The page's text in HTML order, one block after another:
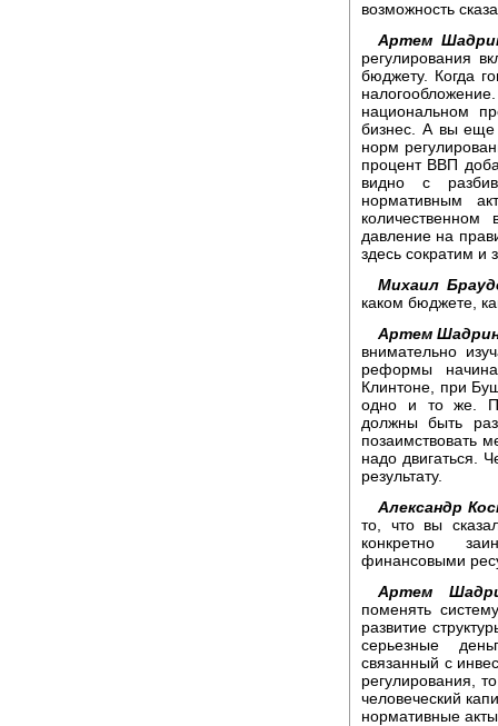
возможность
Артем
регулирования
бюджету. Когда
национальном
бизнес. А вы еще
норм
процент ВВП
видно с
нормативным
давление на
здесь сократим и
Михаил
каком бюджете,
Артем
внимательно
реформы
Клинтоне, при
одно и то же.
должны быть
позаимствовать
надо двигаться.
результату.
Александр
то, что вы
конкретно
финансовыми
Артем
поменять
развитие
серьезные
связанный с
регулирования,
человеческий
нормативные